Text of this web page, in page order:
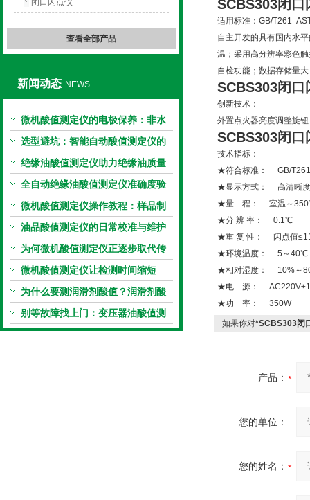
闭口闪点仪
查看全部产品
新闻动态 NEWS
微机酸值测定仪的电极保养：非水
电极的清洗与活化方法
选型避坑：智能自动酸值测定仪的
加热功率与萃取时间关系
绝缘油酸值测定仪助力绝缘油质量
把控，降低设备故障
全自动绝缘油酸值测定仪准确度验
证：标准物质标定步骤
微机酸值测定仪操作教程：样品制
备、参数设置与结果解读
油品酸值测定仪的日常校准与维护
流程
为何微机酸值测定仪正逐步取代传
统手动滴定法？
微机酸值测定仪让检测时间缩短
50%
为什么要测润滑剂酸值？润滑剂酸
值测定法告诉你答案
别等故障找上门：变压器油酸值测
试仪的预警功能
SCBS303闭口
适用标准：GB/T261
自主开发的具有国内水
温；采用高分辨率彩色
自检功能；数据存储量
SCBS303闭口
创新技术：
外置点火器亮度调整旋
SCBS303闭口
技术指标：
★符合标准： GB/
★显示方式： 高清晰度
★量 程： 室温～
★分 辨 率： 0.1℃
★重 复 性： 闪点值
★环境温度： 5～40℃
★相对湿度： 10%～
★电 源：
★功 率： 350W
如果你对*SCBS303闭
产品：
您的单位：
您的姓名：